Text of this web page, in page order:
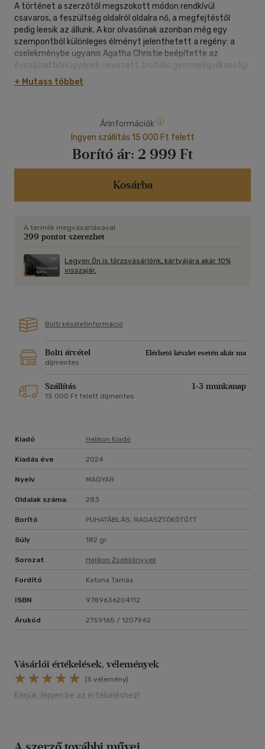
A történet a szerzőtől megszokott módon rendkívül
csavaros, a feszültség oldalról oldalra nő, a megfejtéstől
pedig leesik az állunk. A kor olvasóinak azonban még egy
szempontból különleges élményt jelenthetett a regény: a
cselekménybe ugyanis Agatha Christie beépítette az
évszázad bűnügyének nevezett, brutális gyermekgyilkossági
esetet, mely "a Lindbergh bébi elrablása" néven híresült el
világszerte.
át. Az ajtó belülről zárva. A vonaton tizenkét utas maradt, a
legkülönbözőbb társadalmi osztályból és nemzetiségből, ám
mind egyre idegesebbek. Vagy van más is, ami összeköti
Hercule Poirot, a legendás nyomozó csak a kis szürke
agysejtjeire támaszkodhat a hóviharban rekedt
+ Mutass többet
Árinformációk
Ingyen szállítás 15 000 Ft felett
Borító ár: 2 999 Ft
Kosárba
A termék megvásárlásával
299 pontot szerezhet
Legyen Ön is törzsvásárlónk, kártyájára akár 10%
visszajár.
Bolti készletinformáció
Bolti átvétel
Elérhető készlet esetén akár ma
díjmentes
Szállítás 1-3 munkanap
15 000 Ft felett díjmentes
Kiadó Helikon Kiadó
Kiadás éve 2024
Nyelv MAGYAR
Oldalak száma: 283
Borító PUHATÁBLÁS, RAGASZTÓKÖTÖTT
Súly 182 gr
Sorozat Helikon Zsebkönyvek
Fordító Katona Tamás
ISBN 9789636204112
Árukód 2759165 / 1207942
Vásárlói értékelések, vélemények
(5 vélemény)
Kérjük, lépjen be az értékeléshez!